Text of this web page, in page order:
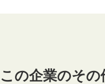
この企業のその